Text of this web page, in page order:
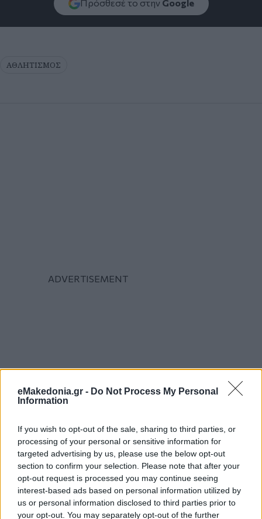
eMakedonia.gr - Do Not Process My Personal
Information
If you wish to opt-out of the sale, sharing to third parties, or
processing of your personal or sensitive information for
targeted advertising by us, please use the below opt-out
section to confirm your selection. Please note that after your
opt-out request is processed you may continue seeing
interest-based ads based on personal information utilized by
us or personal information disclosed to third parties prior to
your opt-out. You may separately opt-out of the further
Πρόσθεσέ το στην Google
ΑΘΛΗΤΙΣΜΟΣ